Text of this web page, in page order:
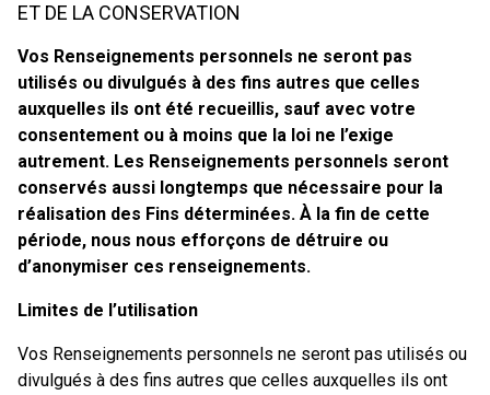
ET DE LA CONSERVATION
Vos Renseignements personnels ne seront pas
utilisés ou divulgués à des fins autres que celles
auxquelles ils ont été recueillis, sauf avec votre
consentement ou à moins que la loi ne l’exige
autrement. Les Renseignements personnels seront
conservés aussi longtemps que nécessaire pour la
réalisation des Fins déterminées. À la fin de cette
période, nous nous efforçons de détruire ou
d’anonymiser ces renseignements.
Limites de l’utilisation
Vos Renseignements personnels ne seront pas utilisés ou
divulgués à des fins autres que celles auxquelles ils ont